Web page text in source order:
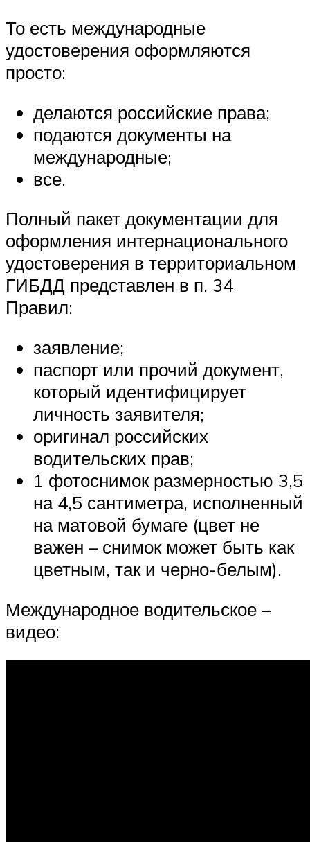
То есть международные
удостоверения оформляются
просто:
делаются российские права;
подаются документы на
международные;
все.
Полный пакет документации для
оформления интернационального
удостоверения в территориальном
ГИБДД представлен в п. 34
Правил:
заявление;
паспорт или прочий документ,
который идентифицирует
личность заявителя;
оригинал российских
водительских прав;
1 фотоснимок размерностью 3,5
на 4,5 сантиметра, исполненный
на матовой бумаге (цвет не
важен – снимок может быть как
цветным, так и черно-белым).
Международное водительское –
видео: